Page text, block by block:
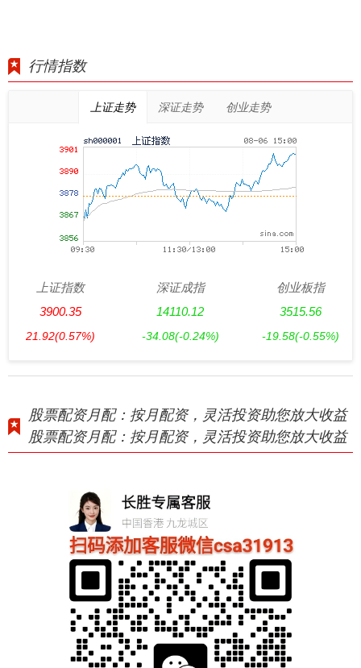
行情指数
上证走势 深证走势 创业走势
上证指数
3900.35
21.92(0.57%)
深证成指
14110.12
-34.08(-0.24%)
创业板指
3515.56
-19.58(-0.55%)
股票配资月配：按月配资，灵活投资助您放大收益
股票配资月配：按月配资，灵活投资助您放大收益